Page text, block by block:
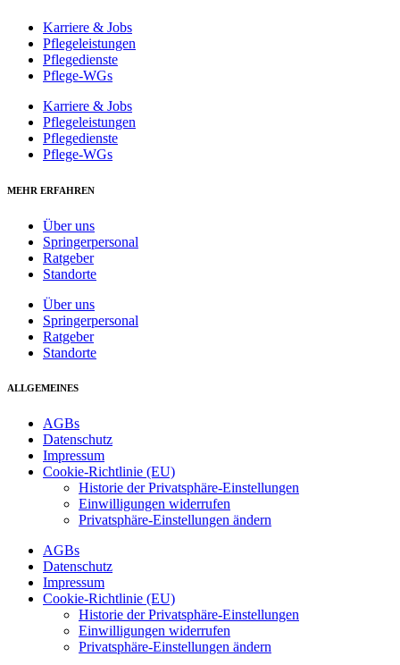
Karriere & Jobs
Pflegeleistungen
Pflegedienste
Pflege-WGs
Karriere & Jobs
Pflegeleistungen
Pflegedienste
Pflege-WGs
MEHR ERFAHREN
Über uns
Springerpersonal
Ratgeber
Standorte
Über uns
Springerpersonal
Ratgeber
Standorte
ALLGEMEINES
AGBs
Datenschutz
Impressum
Cookie-Richtlinie (EU)
Historie der Privatsphäre-Einstellungen
Einwilligungen widerrufen
Privatsphäre-Einstellungen ändern
AGBs
Datenschutz
Impressum
Cookie-Richtlinie (EU)
Historie der Privatsphäre-Einstellungen
Einwilligungen widerrufen
Privatsphäre-Einstellungen ändern